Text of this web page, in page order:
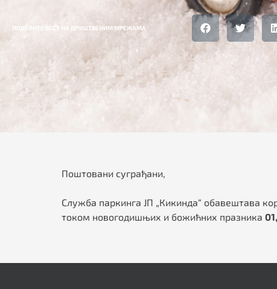
ПОДЕЛИТЕ ВЕСТ НА ДРУШТВЕНИМ МРЕЖАМА
Поштовани суграђани,
Служба паркинга ЈП „Кикинда“ обавештава
током новогодишњих и божићних празника